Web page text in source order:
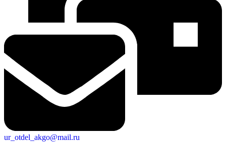
ur_otdel_akgo@mail.ru